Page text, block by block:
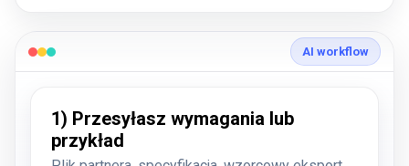
AI workflow
1) Przesyłasz wymagania lub
przykład